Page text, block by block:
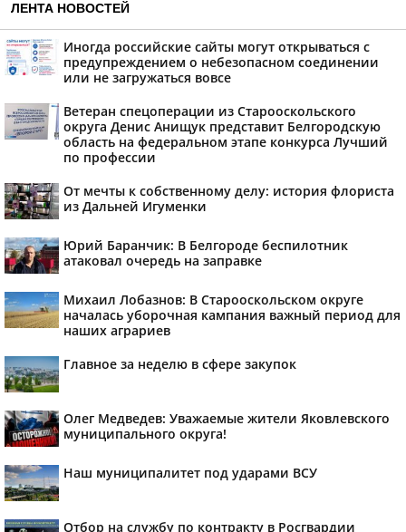
ЛЕНТА НОВОСТЕЙ
Иногда российские сайты могут открываться с
предупреждением о небезопасном соединении
или не загружаться вовсе
Ветеран спецоперации из Старооскольского
округа Денис Анищук представит Белгородскую
область на федеральном этапе конкурса Лучший
по профессии
От мечты к собственному делу: история флориста
из Дальней Игуменки
Юрий Баранчик: В Белгороде беспилотник
атаковал очередь на заправке
Михаил Лобазнов: В Старооскольском округе
началась уборочная кампания важный период для
наших аграриев
Главное за неделю в сфере закупок
Олег Медведев: Уважаемые жители Яковлевского
муниципального округа!
Наш муниципалитет под ударами ВСУ
Отбор на службу по контракту в Росгвардии